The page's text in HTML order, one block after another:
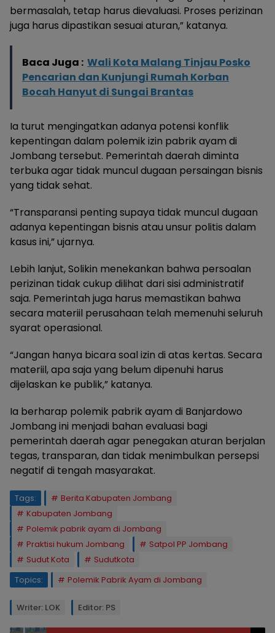
bermasalah, tetap harus dievaluasi. Proses perizinan
juga harus dipastikan sesuai aturan,” katanya.
Baca Juga : Wali Kota Malang Tinjau Posko
Pencarian dan Kunjungi Rumah Korban
Bocah Hanyut di Sungai Brantas
Ia turut mengingatkan adanya potensi konflik
kepentingan dalam polemik izin pabrik ayam di
Jombang tersebut. Pemerintah daerah diminta
terbuka agar tidak muncul dugaan persaingan bisnis
yang tidak sehat.
“Transparansi penting supaya tidak muncul dugaan
adanya kepentingan bisnis atau unsur politis dalam
kasus ini,” ujarnya.
Lebih lanjut, Solikin menekankan bahwa persoalan
perizinan tidak cukup dilihat dari sisi administratif
saja. Pemerintah juga harus memastikan bahwa
secara materiil perusahaan telah memenuhi seluruh
syarat operasional.
“Jangan hanya bicara soal izin di atas kertas. Secara
materiil, apa saja yang belum dipenuhi harus
dijelaskan ke publik,” katanya.
Ia berharap polemik pabrik ayam di Banjardowo
Jombang ini menjadi bahan evaluasi bagi
pemerintah daerah agar penegakan aturan berjalan
tegas, transparan, dan tidak menimbulkan persepsi
negatif di tengah masyarakat.
Tags:
Berita Kabupaten Jombang
Kabupaten Jombang
Polemik pabrik ayam di Jombang
Praktisi hukum Jombang
Satpol PP Jombang
Sudut Kota
Sudutkota
Topics:
Polemik Pabrik Ayam di Jombang
Writer: LOK Editor: PS